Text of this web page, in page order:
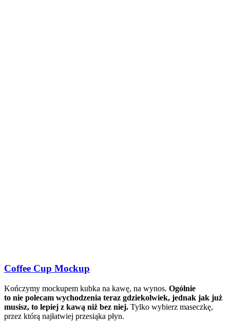
Coffee Cup Mockup
Kończymy mockupem kubka na kawę, na wynos. Ogólnie
to nie polecam wychodzenia teraz gdziekolwiek, jednak jak już
musisz, to lepiej z kawą niż bez niej. Tylko wybierz maseczkę,
przez którą najłatwiej przesiąka płyn.